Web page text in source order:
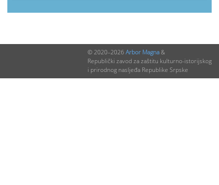
© 2020–2026 Arbor Magna&
Republički zavod za zaštitu kulturno-istorijskog
i prirodnog nasljeđa Republike Srpske